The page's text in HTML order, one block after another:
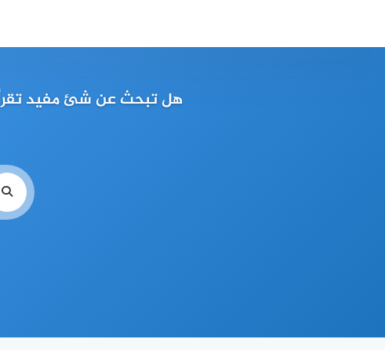
هل تبحث عن شئ مفيد